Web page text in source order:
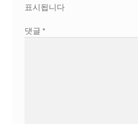
표시됩니다
댓글 *